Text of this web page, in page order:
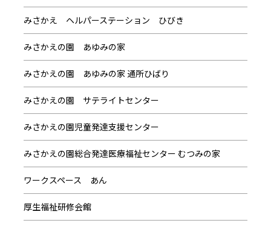
みさかえ ヘルパーステーション ひびき
みさかえの園 あゆみの家
みさかえの園 あゆみの家 通所ひばり
みさかえの園 サテライトセンター
みさかえの園児童発達支援センター
みさかえの園総合発達医療福祉センター むつみの家
ワークスペース あん
厚生福祉研修会館